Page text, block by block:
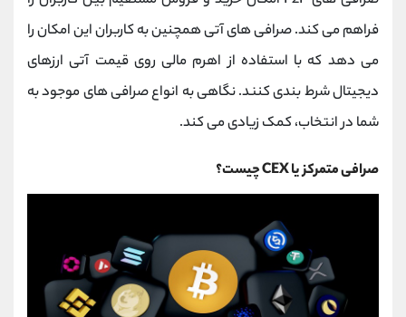
فراهم می کند. صرافی های آتی همچنین به کاربران این امکان را
می دهد که با استفاده از اهرم مالی روی قیمت آتی ارزهای
دیجیتال شرط بندی کنند. نگاهی به انواع صرافی های موجود به
شما در انتخاب، کمک زیادی می کند.
صرافی متمرکز یا CEX چیست؟